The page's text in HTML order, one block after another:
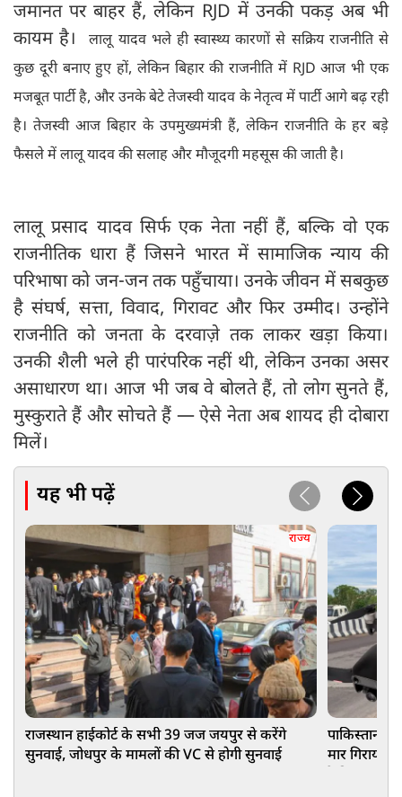
जमानत पर बाहर हैं, लेकिन RJD में उनकी पकड़ अब भी
कायम है।
लालू यादव भले ही स्वास्थ्य कारणों से सक्रिय राजनीति से
कुछ दूरी बनाए हुए हों, लेकिन बिहार की राजनीति में RJD आज भी एक
मजबूत पार्टी है, और उनके बेटे तेजस्वी यादव के नेतृत्व में पार्टी आगे बढ़ रही
है। तेजस्वी आज बिहार के उपमुख्यमंत्री हैं, लेकिन राजनीति के हर बड़े
फैसले में लालू यादव की सलाह और मौजूदगी महसूस की जाती है।
लालू प्रसाद यादव सिर्फ एक नेता नहीं हैं, बल्कि वो एक
राजनीतिक धारा हैं जिसने भारत में सामाजिक न्याय की
परिभाषा को जन-जन तक पहुँचाया। उनके जीवन में सबकुछ
है संघर्ष, सत्ता, विवाद, गिरावट और फिर उम्मीद। उन्होंने
राजनीति को जनता के दरवाज़े तक लाकर खड़ा किया।
उनकी शैली भले ही पारंपरिक नहीं थी, लेकिन उनका असर
असाधारण था। आज भी जब वे बोलते हैं, तो लोग सुनते हैं,
मुस्कुराते हैं और सोचते हैं — ऐसे नेता अब शायद ही दोबारा
मिलें।
यह भी पढ़ें
राज्य
राजस्थान हाईकोर्ट के सभी 39 जज जयपुर से करेंगे
सुनवाई, जोधपुर के मामलों की VC से होगी सुनवाई
पाकिस्तान
मार गिराया